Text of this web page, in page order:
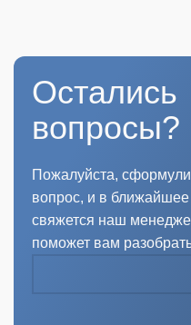
Остались
вопросы?
Пожалуйста,
вопрос, и в
свяжется наш
поможет вам